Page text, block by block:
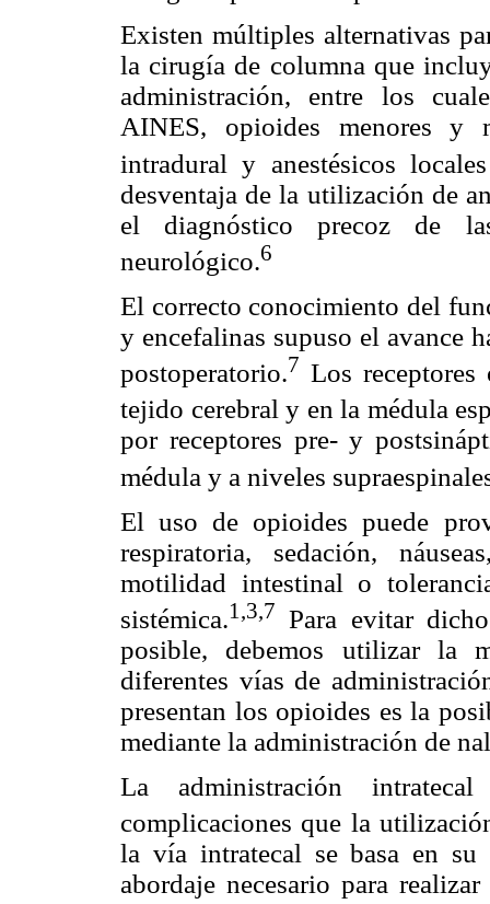
Existen múltiples alternativas
la cirugía de columna que
administración, entre los
AINES, opioides menores y
intradural y anestésicos
desventaja de la utilización de
el diagnóstico precoz de
neurológico.6
El correcto conocimiento del
y encefalinas supuso el avance
postoperatorio.7 Los receptores
tejido cerebral y en la médula
por receptores pre- y
médula y a niveles
El uso de opioides puede
respiratoria, sedación,
motilidad intestinal o
sistémica.1,3,7 Para evitar
posible, debemos utilizar la
diferentes vías de
presentan los opioides es la
mediante la administración de
La administración
complicaciones que la
la vía intratecal se basa en
abordaje necesario para